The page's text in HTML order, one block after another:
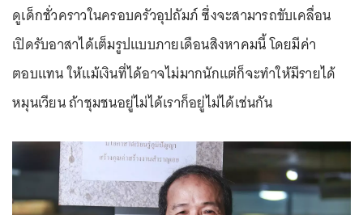
ดูเด็กชั่วคราวในครอบครัวอุปถัมภ์ ซึ่งจะสามารถขับเคลื่อน
เปิดรับอาสาได้เต็มรูปแบบภายเดือนสิงหาคมนี้ โดยมีค่า
ตอบแทน ให้แม้เงินที่ได้อาจไม่มากนักแต่ก็จะทำให้มีรายได้
หมุนเวียน ถ้าชุมชนอยู่ไม่ได้เราก็อยู่ไม่ได้เช่นกัน